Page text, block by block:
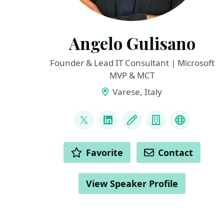
Angelo Gulisano
Founder & Lead IT Consultant | Microsoft
MVP & MCT
Varese, Italy
@angelog1908
LinkedInBlog CompanyBluesky
ACTIONS Favorite Contact
View Speaker Profile